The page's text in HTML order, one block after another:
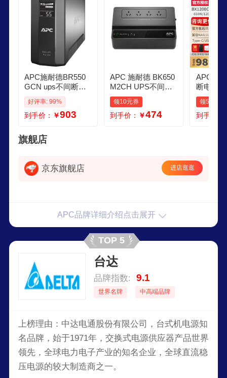
APC施耐德BR550
GCN ups不间断电
源 330W550VA nas
电脑网络设备家用
商务办公应急备用
好评率: 99%
到手价： ￥903
APC 施耐德 BK650
M2CH UPS不间断
后备电源 群威联通
晖极空间NAS 自动
识别关机 电脑路由
领10元券
到手价： ￥474
APC施
断电源
N
威联通
机
领50元券
到手价：
旗舰店
京东旗舰店 进店逛逛
APC品牌详细介绍点击展开
TOP 5
台达
品牌指数: 9.1
世界名牌 中高端品牌
上榜理由：中达电通股份有限公司，台式机电源知
名品牌，始于1971年，交换式电源供应器产品世界
领先，全球电力电子产业的知名企业，全球直流稳
压电源的较大制造商之一。